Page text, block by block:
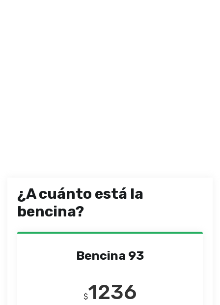
¿A cuánto está la
bencina?
Bencina 93
$1236